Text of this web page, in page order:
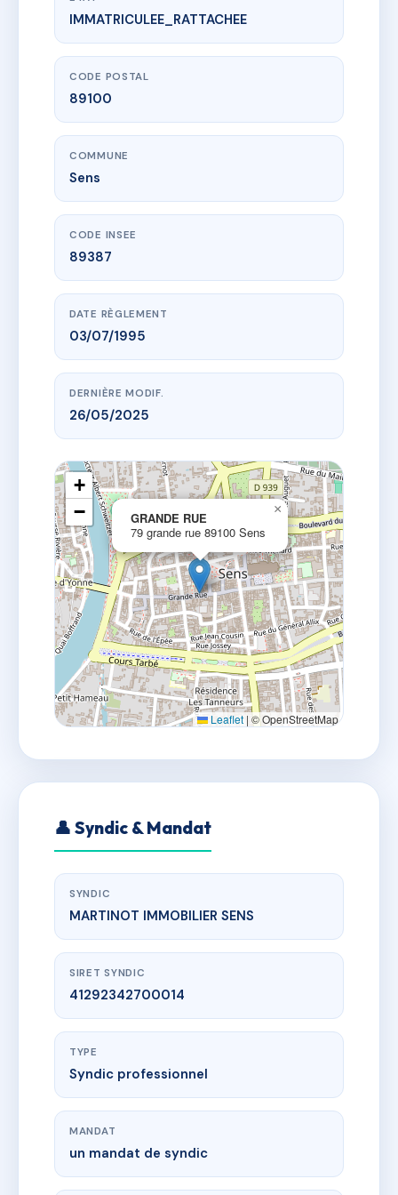
www.vme.plus/AC6773287
GRANDE RUE
79 grande rue
IMMATRICULEE_RATTACHEE
CODE POSTAL
89100
COMMUNE
Sens
CODE INSEE
89387
DATE RÈGLEMENT
03/07/1995
DERNIÈRE MODIF.
26/05/2025
GRANDE RUE
79 grande rue 89100 Sens
×
+
−
Leaflet | © OpenStreetMap
👤 Syndic & Mandat
SYNDIC
MARTINOT IMMOBILIER SENS
SIRET SYNDIC
41292342700014
TYPE
Syndic professionnel
MANDAT
un mandat de syndic